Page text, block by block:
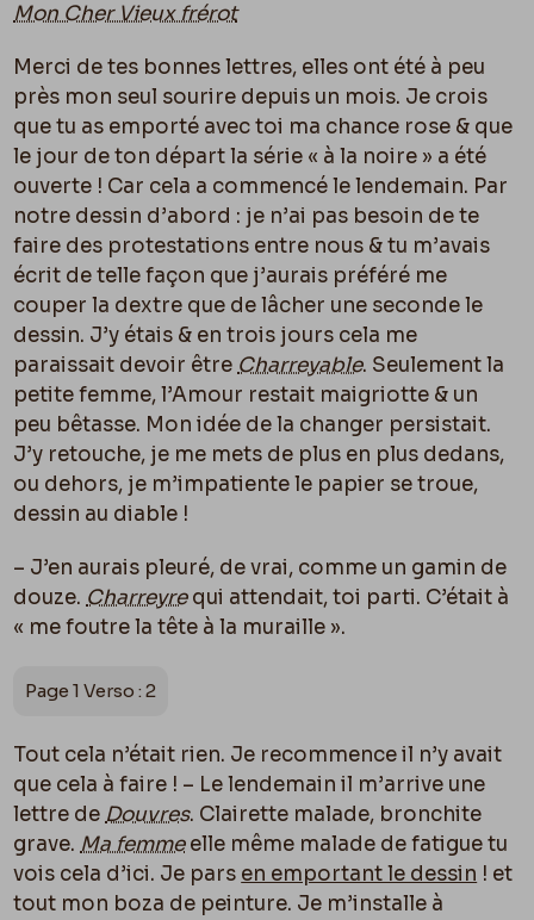
Mon Cher Vieux frérot
Merci de tes bonnes lettres, elles ont été à peu
près mon seul sourire depuis un mois. Je crois
que tu as emporté avec toi ma chance rose & que
le jour de ton départ la série « à la noire » a été
ouverte ! Car cela a commencé le lendemain. Par
notre dessin d’abord : je n’ai pas besoin de te
faire des protestations entre nous & tu m’avais
écrit de telle façon que j’aurais préféré me
couper la dextre que de lâcher une seconde le
dessin. J’y étais & en trois jours cela me
paraissait devoir êtreCharreyable. Seulement la
petite femme, l’Amour restait maigriotte & un
peu bêtasse. Mon idée de la changer persistait.
J’y retouche, je me mets de plus en plus dedans,
ou dehors, je m’impatiente le papier se troue,
dessin au diable !
– J’en aurais pleuré, de vrai, comme un gamin de
douze.Charreyrequi attendait, toi parti. C’était à
« me foutre la tête à la muraille ».
Page 1 Verso : 2
Tout cela n’était rien. Je recommence il n’y avait
que cela à faire ! – Le lendemain il m’arrive une
lettre deDouvres. Clairette malade, bronchite
grave.Ma femmeelle même malade de fatigue tu
vois cela d’ici. Je pars en emportant le dessin ! et
tout mon boza de peinture. Je m’installe à